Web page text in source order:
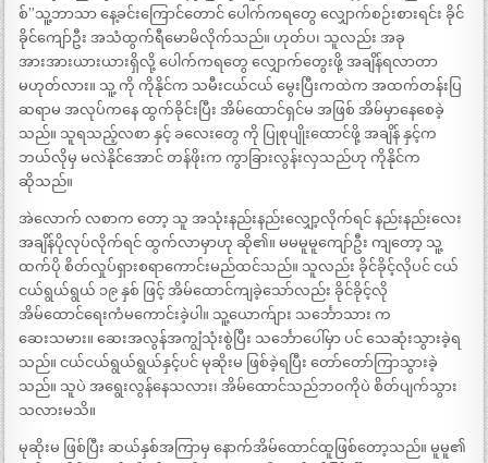
စ်”သူ့ဘာသာ နေ့ခင်းကြောင်တောင် ပေါက်ကရတွေ လျှောက်စဉ်းစားရင်း ခိုင်
ခိုင်ကျော်ဦး အသံထွက်ရီမောမိလိုက်သည်။ ဟုတ်ပ၊ သူလည်း အခု
အားအားယားယားရှိလို့ ပေါက်ကရတွေ လျှောက်တွေးဖို့ အချိန်ရလာတာ
မဟုတ်လား။ သူ့ ကို ကိုနိုင်က သမီးငယ်ငယ် မွေးပြီးကထဲက အထက်တန်းပြ
ဆရာမ အလုပ်ကနေ ထွက်ခိုင်းပြီး အိမ်ထောင်ရှင်မ အဖြစ် အိမ်မှာနေစေခဲ့
သည်။ သူရသည့်လစာ နှင့် ခလေးတွေ ကို ပြုစုပျိုးထောင်ဖို့ အချိန် နှင့်က
ဘယ်လိုမှ မလဲနိုင်အောင် တန်ဖိုးက ကွာခြားလွန်းလှသည်ဟု ကိုနိုင်က
ဆိုသည်။
အဲလောက် လစာက တော့ သူ အသုံးနည်းနည်းလျှော့လိုက်ရင် နည်းနည်းလေး
အချိန်ပိုလုပ်လိုက်ရင် ထွက်လာမှာဟု ဆို၏။ မမမူမူကျော်ဦး ကျတော့ သူ့
ထက်ပို စိတ်လှုပ်ရှားစရာကောင်းမည်ထင်သည်။ သူလည်း ခိုင်ခိုင့်လိုပင် ငယ်
ငယ်ရွယ်ရွယ် ၁၉ နှစ် ဖြင့် အိမ်ထောင်ကျခဲ့သော်လည်း ခိုင်ခိုင့်လို
အိမ်ထောင်ရေးကံမကောင်းခဲ့ပါ။ သူ့ယောက်ျား သင်္ဘောသား က
ဆေးသမား။ ဆေးအလွန်အကျွံသုံးစွဲပြီး သင်္ဘောပေါ်မှာ ပင် သေဆုံးသွားခဲ့ရ
သည်။ ငယ်ငယ်ရွယ်ရွယ်နှင့်ပင် မုဆိုးမ ဖြစ်ခဲ့ရပြီး တော်တော်ကြာသွားခဲ့
သည်။ သူပဲ အရွေးလွန်နေသလား၊ အိမ်ထောင်သည်ဘဝကိုပဲ စိတ်ပျက်သွား
သလားမသိ။
မုဆိုးမ ဖြစ်ပြီး ဆယ်နှစ်အကြာမှ နောက်အိမ်ထောင်ထူဖြစ်တော့သည်။ မူမူ၏